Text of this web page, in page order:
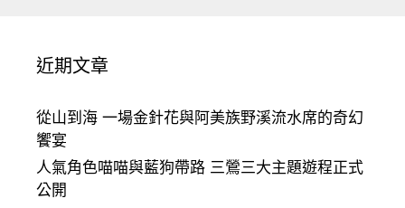
近期文章
從山到海 一場金針花與阿美族野溪流水席的奇幻
饗宴
人氣角色喵喵與藍狗帶路 三鶯三大主題遊程正式
公開